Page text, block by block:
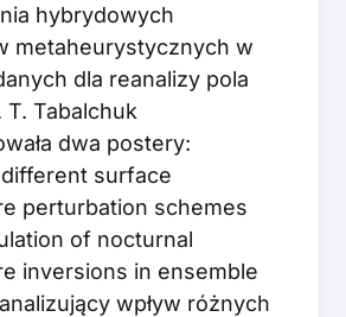
hybrydowych
metaheurystycznych w
dla reanalizy pola
Tabalchuk
dwa postery:
surface
perturbation schemes
of nocturnal
inversions in ensemble
wpływ różnych